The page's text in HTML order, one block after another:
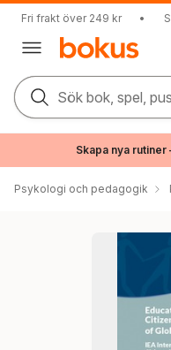
Fri frakt över 249 kr •
Sök bok, spel,
Skapa nya
Psykologi och pedagogik